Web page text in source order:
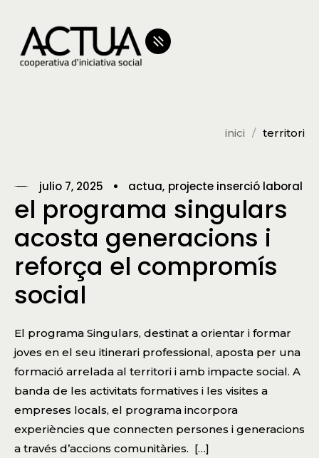
inici territori
julio 7, 2025 actua projecte inserció laboral
el programa singulars
acosta generacions i
reforça el compromís
social
El programa Singulars, destinat a orientar i formar
joves en el seu itinerari professional, aposta per una
formació arrelada al territori i amb impacte social. A
banda de les activitats formatives i les visites a
empreses locals, el programa incorpora
experiències que connecten persones i generacions
a través d’accions comunitàries. […]